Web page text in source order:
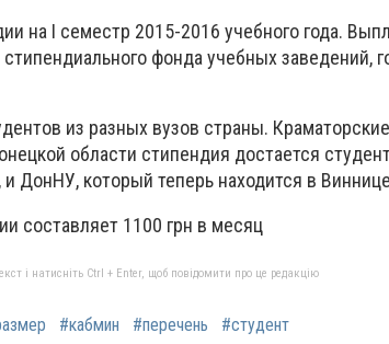
на I семестр 2015-2016 учебного года.
фонда учебных заведений,
из разных вузов страны.
области стипендия достается
ДонНУ, который теперь находится в
составляет 1100 грн в месяц
і натисніть Ctrl + Enter, щоб повідомити про це редакцію
#кабмин #перечень #студент